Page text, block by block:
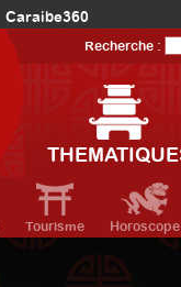
Caraibe360
AmériqueDuNord360
Recherche :
Tourisme Horoscope